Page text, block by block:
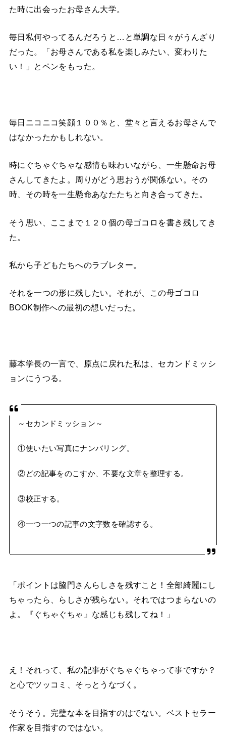
た時に出会ったお母さん大学。
毎日私何やってるんだろうと…と単調な日々がうんざり
だった。「お母さんである私を楽しみたい、変わりた
い！」とペンをもった。
毎日ニコニコ笑顔１００％と、堂々と言えるお母さんで
はなかったかもしれない。
時にぐちゃぐちゃな感情も味わいながら、一生懸命お母
さんしてきたよ。周りがどう思おうが関係ない。その
時、その時を一生懸命あなたたちと向き合ってきた。
そう思い、ここまで１２０個の母ゴコロを書き残してき
た。
私から子どもたちへのラブレター。
それを一つの形に残したい。それが、この母ゴコロ
BOOK制作への最初の想いだった。
藤本学長の一言で、原点に戻れた私は、セカンドミッシ
ョンにうつる。
～セカンドミッション～
①使いたい写真にナンバリング。
②どの記事をのこすか、不要な文章を整理する。
③校正する。
④一つ一つの記事の文字数を確認する。
「ポイントは脇門さんらしさを残すこと！全部綺麗にし
ちゃったら、らしさが残らない。それではつまらないの
よ。『ぐちゃぐちゃ』な感じも残してね！」
え！それって、私の記事がぐちゃぐちゃって事ですか？
と心でツッコミ、そっとうなづく。
そうそう。完璧な本を目指すのはでない。ベストセラー
作家を目指すのではない。